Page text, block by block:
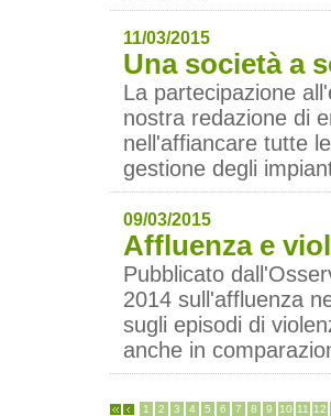
11/03/2015
Una società a
La partecipazione
nostra redazione di
nell'affiancare tutte
gestione degli
09/03/2015
Affluenza e
Pubblicato
2014 sull'affluenza
sugli episodi di
anche in
1 2 3 4 5 6 7 8 9 10 11
12